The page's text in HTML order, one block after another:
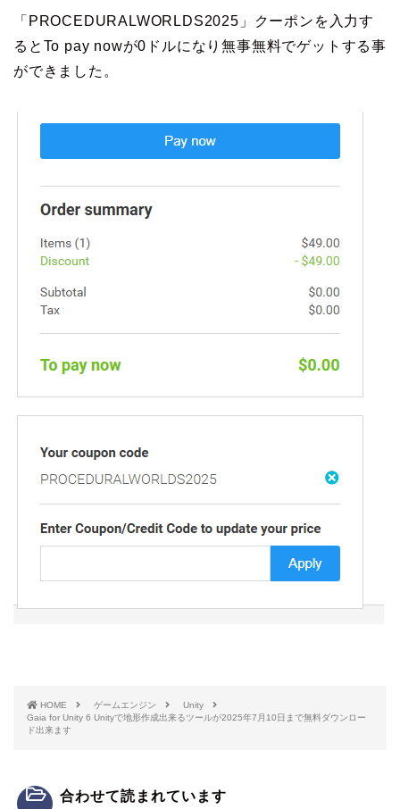
「PROCEDURALWORLDS2025」クーポンを入力す
るとTo pay nowが0ドルになり無事無料でゲットする事
ができました。
HOME ゲームエンジン
Unity
Gaia for Unity 6 Unityで地形作成出来るツールが2025年7月10日まで無料ダウンロー
ド出来ます
合わせて読まれています